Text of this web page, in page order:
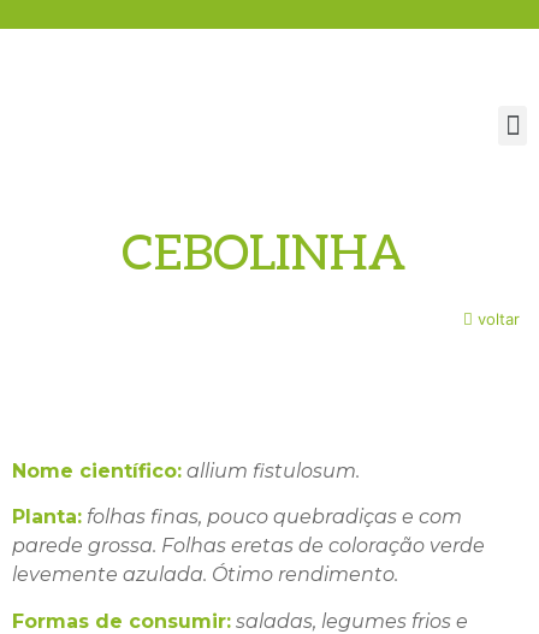
CEBOLINHA
voltar
Nome científico: allium fistulosum.
Planta: folhas finas, pouco quebradiças e com
parede grossa. Folhas eretas de coloração verde
levemente azulada. Ótimo rendimento.
Formas de consumir: saladas, legumes frios e